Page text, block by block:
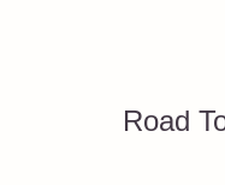
Road